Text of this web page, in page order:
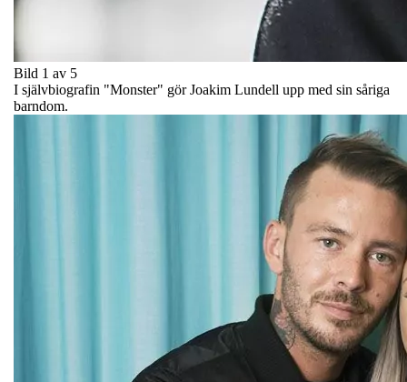
Bild 1 av 5
I självbiografin "Monster" gör Joakim Lundell upp med sin såriga
barndom.